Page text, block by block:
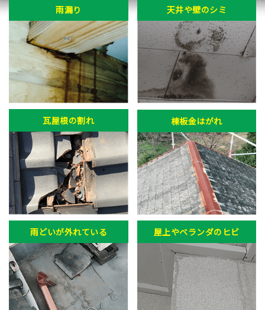
雨漏り 天井や壁のシミ
瓦屋根の割れ 棟板金はがれ
雨どいが外れている 屋上やベランダのヒビ